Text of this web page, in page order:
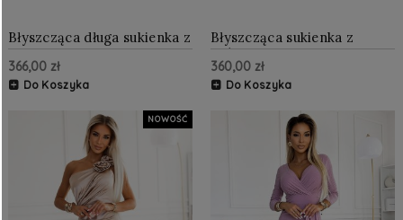
Błyszcząca długa sukienka z
dekoltem i rozcięciem na
nodze Szary beż z
brokatem
366,00 zł
Do Koszyka
Błyszcząca sukienka z
krótkim rękawkiem i
rozcięciem na nodze
Czarno-Beżowa z brokatem
360,00 zł
Do Koszyka
NOWOŚĆ